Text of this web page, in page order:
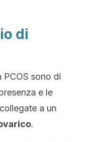
di
PCOS sono di
e le
a un
.